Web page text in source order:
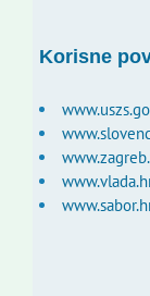
Korisne